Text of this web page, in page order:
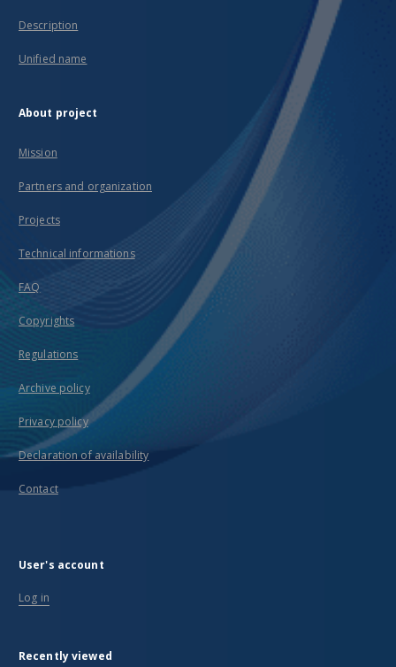
Description
Unified name
About project
Mission
Partners and organization
Projects
Technical informations
FAQ
Copyrights
Regulations
Archive policy
Privacy policy
Declaration of availability
Contact
User's account
Log in
Recently viewed